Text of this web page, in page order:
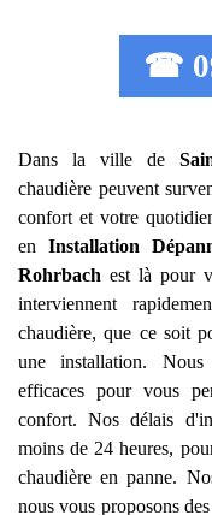
☎
Dans la ville de
chaudière peuvent
confort et votre
en Installation
Rohrbach est là pour
interviennent
chaudière, que ce soit
une installation.
efficaces pour vous
confort. Nos délais
moins de 24 heures,
chaudière en panne.
nous vous proposons